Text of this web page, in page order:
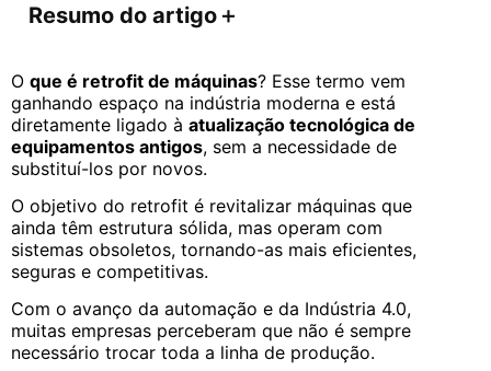
Resumo do artigo＋
O que é retrofit de máquinas? Esse termo vem
ganhando espaço na indústria moderna e está
diretamente ligado à atualização tecnológica de
equipamentos antigos, sem a necessidade de
substituí-los por novos.
O objetivo do retrofit é revitalizar máquinas que
ainda têm estrutura sólida, mas operam com
sistemas obsoletos, tornando-as mais eficientes,
seguras e competitivas.
Com o avanço da automação e da Indústria 4.0,
muitas empresas perceberam que não é sempre
necessário trocar toda a linha de produção.